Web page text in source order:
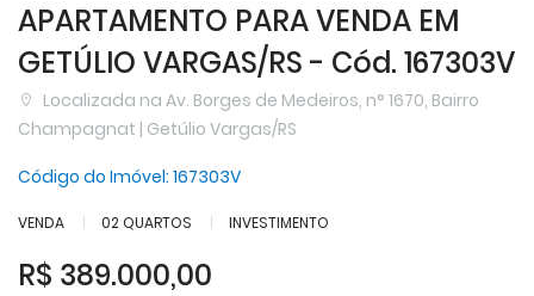
APARTAMENTO PARA VENDA EM
GETÚLIO VARGAS/RS - Cód. 167303V
Localizada na Av. Borges de Medeiros, n° 1670, Bairro
Champagnat | Getúlio Vargas/RS
Código do Imóvel: 167303V
VENDA 02 QUARTOS INVESTIMENTO
R$ 389.000,00